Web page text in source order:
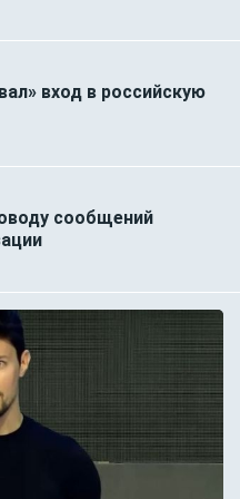
вход в российскую
сообщений